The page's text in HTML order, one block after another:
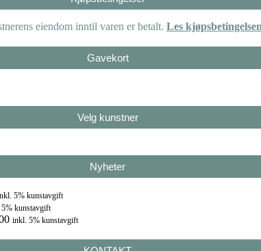
eiendom inntil varen er betalt. Les
Gavekort
Velg kunstner
Nyheter
5% kunstavgift
kunstavgift
inkl. 5% kunstavgift